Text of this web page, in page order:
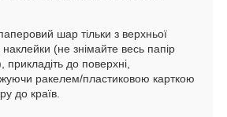
шар тільки з верхньої
(не знімайте весь папір
прикладіть до поверхні,
ракелем/пластиковою карткою
до країв.